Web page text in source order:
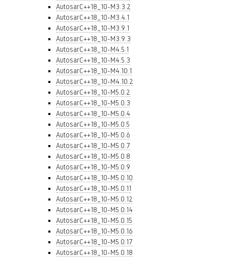
AutosarC++18_10-M3.3.2
AutosarC++18_10-M3.4.1
AutosarC++18_10-M3.9.1
AutosarC++18_10-M3.9.3
AutosarC++18_10-M4.5.1
AutosarC++18_10-M4.5.3
AutosarC++18_10-M4.10.1
AutosarC++18_10-M4.10.2
AutosarC++18_10-M5.0.2
AutosarC++18_10-M5.0.3
AutosarC++18_10-M5.0.4
AutosarC++18_10-M5.0.5
AutosarC++18_10-M5.0.6
AutosarC++18_10-M5.0.7
AutosarC++18_10-M5.0.8
AutosarC++18_10-M5.0.9
AutosarC++18_10-M5.0.10
AutosarC++18_10-M5.0.11
AutosarC++18_10-M5.0.12
AutosarC++18_10-M5.0.14
AutosarC++18_10-M5.0.15
AutosarC++18_10-M5.0.16
AutosarC++18_10-M5.0.17
AutosarC++18_10-M5.0.18